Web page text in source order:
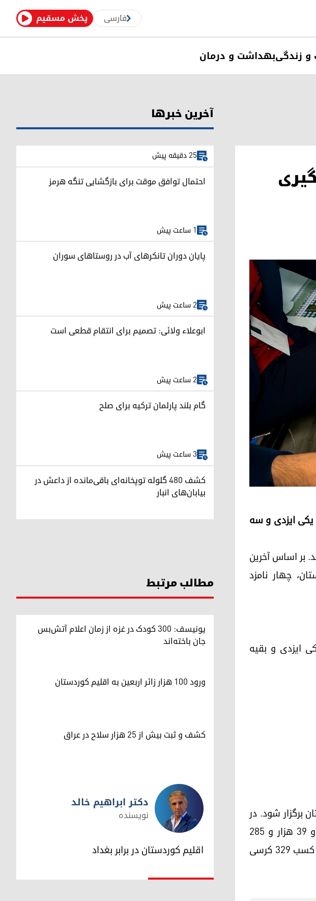
پخش مسقیم فارسی
زندگیبهداشت و درمان
یکی ایزدی و سه
برگزار شد. بر اساس آخرین
چهار نامزد
ایزدی و بقیه
کوردستان برگزار شود. در
این انتخابات، ۲۰ میلیون و ۴۰۴ هزار و ۲۹۱ نفر حق رأی دارند و در ۸ هزار و ۷۰۳ مرکز و ۳۹ هزار و ۲۸۵
ایستگاه رأی خود را به صندوق خواهند انداخت. همزمان، بیش از ۷ هزار و ۷۴۳ نامزد برأی کسب ۳۲۹ کرسی
آخرین خبرها
25 دقیقه پیش
احتمال توافق موقت برای بازگشایی تنگه هرمز
1 ساعت پیش
پایان دوران تانکرهای آب در روستاهای سوران
2 ساعت پیش
ابوعلاء ولائی: تصمیم برای انتقام قطعی است
2 ساعت پیش
گام بلند پارلمان ترکیه برای صلح
3 ساعت پیش
کشف ۴۸۰ گلوله توپخانه‌ای باقی‌مانده از داعش در
بیابان‌های انبار
مطالب مرتبط
یونیسف: ۳۰۰ کودک در غزه از زمان اعلام آتش‌بس
جان باخته‌اند
ورود ۱۰۰ هزار زائر اربعین به اقلیم کوردستان
کشف و ثبت بیش از ۲۵ هزار سلاح در عراق
دکتر ابراهیم خالد
دکتر ابراهیم خالد
نویسنده
اقلیم کوردستان در برابر بغداد